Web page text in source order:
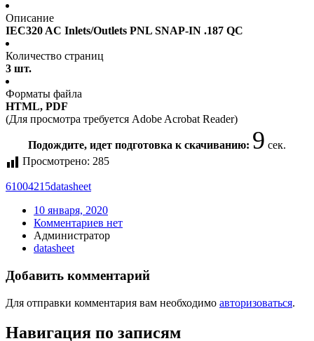
Описание
IEC320 AC Inlets/Outlets PNL SNAP-IN .187 QC
Количество страниц
3 шт.
Форматы файла
HTML, PDF
(Для просмотра требуется Adobe Acrobat Reader)
Подождите, идет подготовка к скачиванию: 9 сек.
Просмотрено: 285
61004215datasheet
10 января, 2020
Комментариев нет
Администратор
datasheet
Добавить комментарий
Для отправки комментария вам необходимо авторизоваться.
Навигация по записям